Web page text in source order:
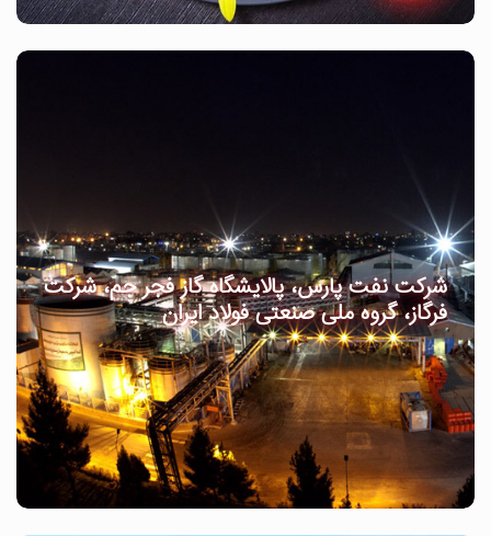
شرکت نفت پارس، پالایشگاه گاز فجر جم، شرکت
فرگاز، گروه ملی صنعتی فولاد ایران